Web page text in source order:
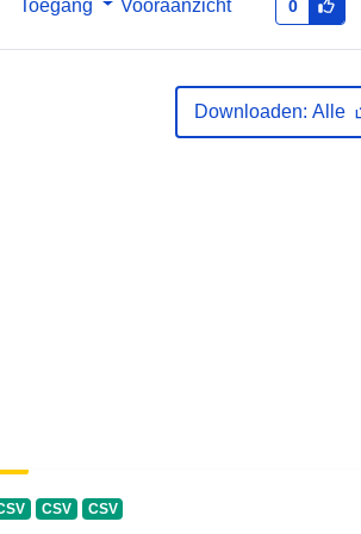
Toegang Vooraanzicht 0
Downloaden: Alle
CSV CSV